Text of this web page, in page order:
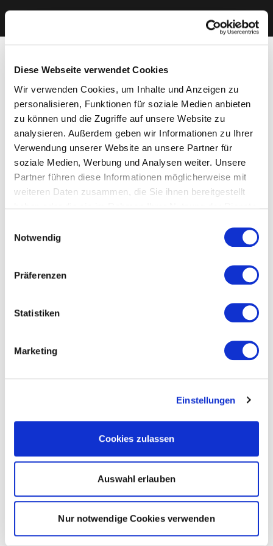
Diese Webseite verwendet Cookies
Wir verwenden Cookies, um Inhalte und Anzeigen zu
personalisieren, Funktionen für soziale Medien anbieten
zu können und die Zugriffe auf unsere Website zu
analysieren. Außerdem geben wir Informationen zu Ihrer
Verwendung unserer Website an unsere Partner für
soziale Medien, Werbung und Analysen weiter. Unsere
Partner führen diese Informationen möglicherweise mit
weiteren Daten zusammen, die Sie ihnen bereitgestellt
Cookies, wenn Sie unsere Webseite weiterhin nutzen.
Notwendig
Präferenzen
Statistiken
Marketing
Einstellungen
Cookies zulassen
Auswahl erlauben
Nur notwendige Cookies verwenden